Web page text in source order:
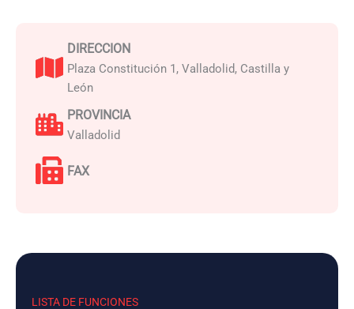
DIRECCION
Plaza Constitución 1, Valladolid, Castilla y
León
PROVINCIA
Valladolid
FAX
LISTA DE FUNCIONES